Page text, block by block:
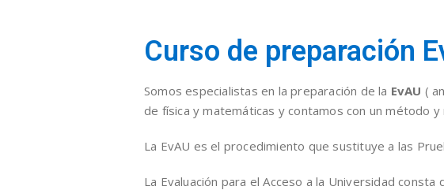
Curso de preparación
Somos especialistas en la preparación de la EvAU (
de física y matemáticas y contamos con un método
La EvAU es el procedimiento que sustituye a las
La Evaluación para el Acceso a la Universidad